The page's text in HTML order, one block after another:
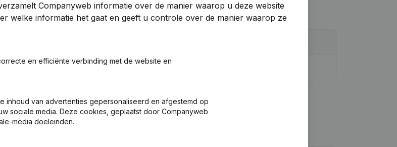
Opening Bijkantoor, enz...)
Companyweb informatie over de manier waarop u deze website
welke informatie het gaat en geeft u controle over de manier waarop ze
en efficiënte verbinding met de website en
inhoud van advertenties gepersonaliseerd en afgestemd op
sociale media. Deze cookies, geplaatst door Companyweb
media doeleinden.